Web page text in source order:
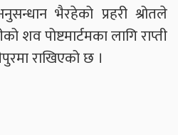
भैरहेको प्रहरी श्रोतले
पोष्टमार्टमका लागि राप्ती
राखिएको छ ।